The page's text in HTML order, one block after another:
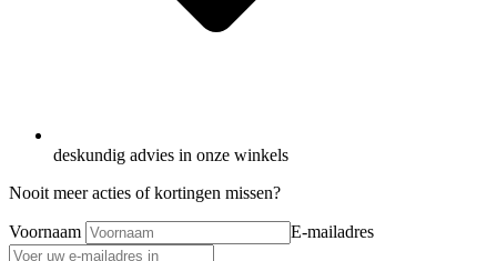
deskundig advies in onze winkels
Nooit meer acties of kortingen missen?
Voornaam E-mailadres